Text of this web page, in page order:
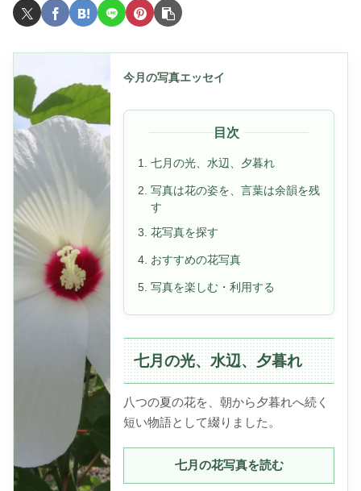
今月の写真エッセイ
目次
七月の光、水辺、夕暮れ
写真は花の姿を、言葉は余韻を残
す
花写真を探す
おすすめの花写真
写真を楽しむ・利用する
七月の光、水辺、夕暮れ
八つの夏の花を、朝から夕暮れへ続く
短い物語として綴りました。
七月の花写真を読む